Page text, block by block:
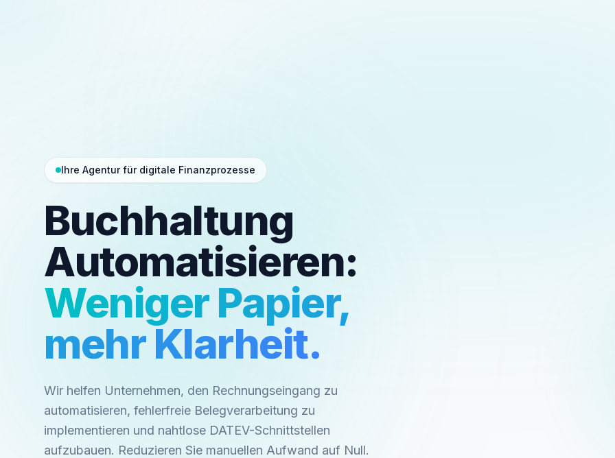
Ihre Agentur für digitale Finanzprozesse
Buchhaltung
Automatisieren:
Weniger Papier,
mehr Klarheit.
Wir helfen Unternehmen, den Rechnungseingang zu
automatisieren, fehlerfreie Belegverarbeitung zu
implementieren und nahtlose DATEV-Schnittstellen
aufzubauen. Reduzieren Sie manuellen Aufwand auf Null.